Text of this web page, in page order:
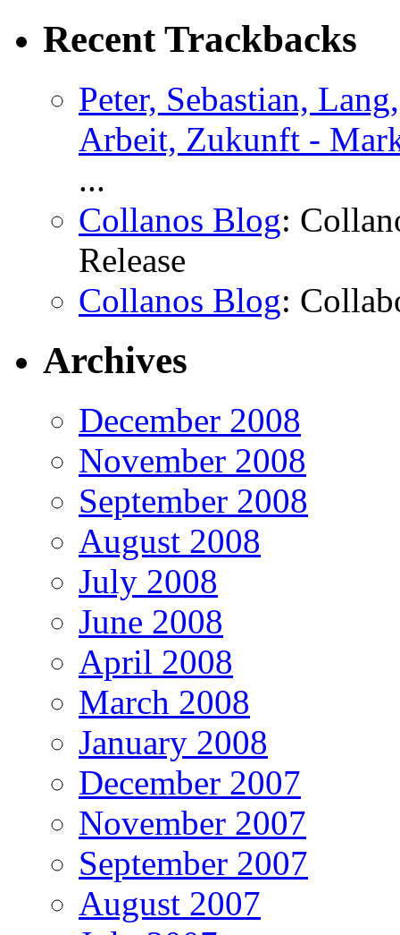
Recent Trackbacks
Peter, Sebastian,
Arbeit, Zukunft -
...
Collanos Blog:
Release
Collanos Blog:
Archives
December 2008
November 2008
September 2008
August 2008
July 2008
June 2008
April 2008
March 2008
January 2008
December 2007
November 2007
September 2007
August 2007